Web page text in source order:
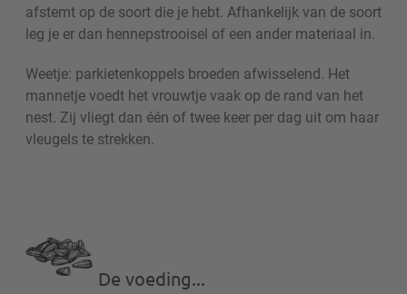
afstemt op de soort die je hebt. Afhankelijk van de soort
leg je er dan hennepstrooisel of een ander materiaal in.
Weetje: parkietenkoppels broeden afwisselend. Het
mannetje voedt het vrouwtje vaak op de rand van het
nest. Zij vliegt dan één of twee keer per dag uit om haar
vleugels te strekken.
De voeding...